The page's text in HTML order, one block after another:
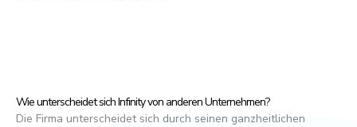
Wie unterscheidet sich Infinity von anderen Unternehmen?
Die Firma unterscheidet sich durch seinen ganzheitlichen